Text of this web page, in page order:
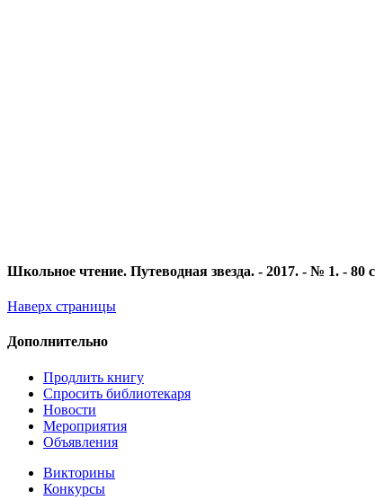
Школьное чтение. Путеводная звезда. - 2017. - № 1. - 80
Наверх страницы
Дополнительно
Продлить книгу
Спросить библиотекаря
Новости
Мероприятия
Объявления
Викторины
Конкурсы